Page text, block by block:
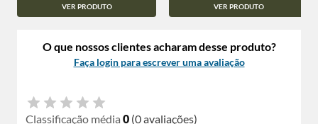
VER PRODUTO VER PRODUTO
O que nossos clientes acharam desse produto?
Faça login para escrever uma avaliação
Classificação média 0 (0 avaliações)